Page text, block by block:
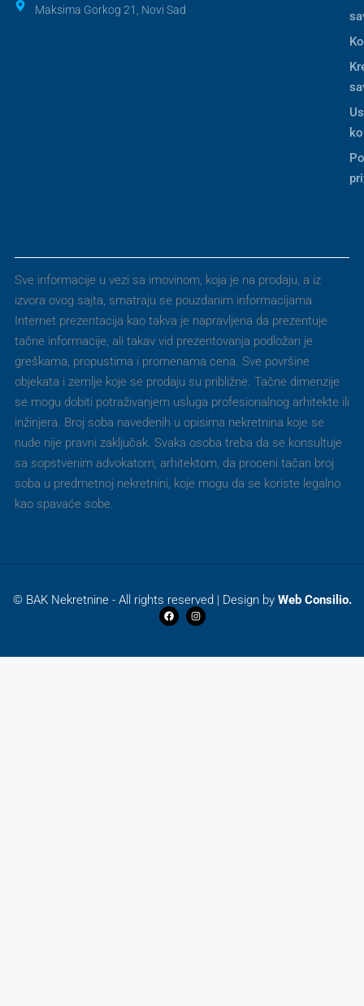
Maksima Gorkog 21, Novi Sad
Sve informacije u vezi sa imovinom, koja je na prodaju, a iz
izvora ovog sajta, smatraju se pouzdanim informacijama.
Internet prezentacija kao takva je napravljena da prezentuje
tačne informacije, ali takav vid prezentovanja podložan je
greškama, propustima i promenama cena. Sve površine
objekata i zemlje koje se prodaju su približne. Tačne dimenzije
se mogu dobiti potraživanjem usluga profesionalnog arhitekte ili
inžinjera. Broj soba navedenih u opisima nekretnina koje se
nude nije pravni zaključak. Svaka osoba treba da se konsultuje
sa sopstvenim advokatom, arhitektom, da proceni tačan broj
soba u predmetnoj nekretnini, koje mogu da se koriste legalno
kao spavaće sobe.
© BAK Nekretnine - All rights reserved | Design by Web Consilio.